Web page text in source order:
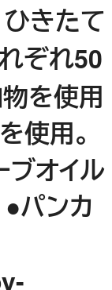
きたて
ぞれ50
を使用
使用。
オイル
パンカ